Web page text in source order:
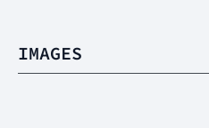
IMAGES